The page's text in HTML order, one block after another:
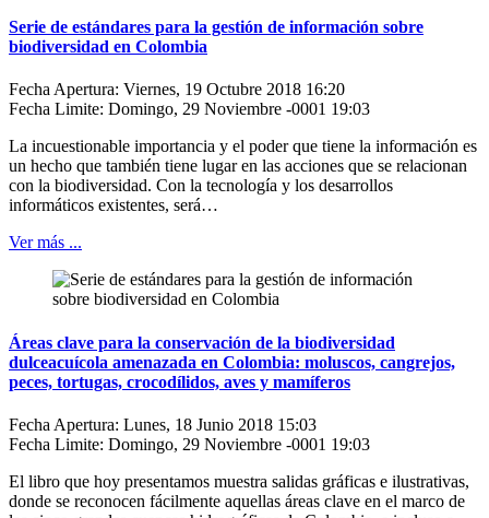
Serie de estándares para la gestión de información sobre
biodiversidad en Colombia
Fecha Apertura: Viernes, 19 Octubre 2018 16:20
Fecha Limite: Domingo, 29 Noviembre -0001 19:03
La incuestionable importancia y el poder que tiene la información es
un hecho que también tiene lugar en las acciones que se relacionan
con la biodiversidad. Con la tecnología y los desarrollos
informáticos existentes, será…
Ver más ...
Áreas clave para la conservación de la biodiversidad
dulceacuícola amenazada en Colombia: moluscos, cangrejos,
peces, tortugas, crocodílidos, aves y mamíferos
Fecha Apertura: Lunes, 18 Junio 2018 15:03
Fecha Limite: Domingo, 29 Noviembre -0001 19:03
El libro que hoy presentamos muestra salidas gráficas e ilustrativas,
donde se reconocen fácilmente aquellas áreas clave en el marco de